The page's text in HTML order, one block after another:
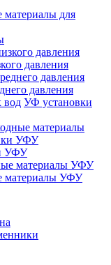
для
давления
давления
УФ установки
материалы
УФУ
материалы УФУ